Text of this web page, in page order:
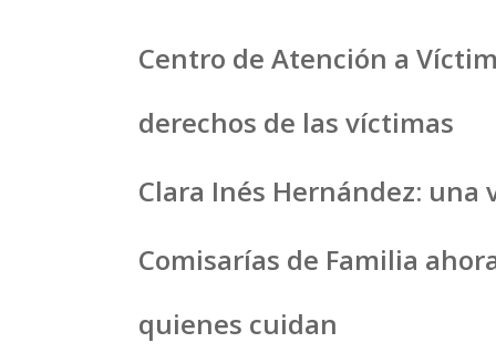
Centro de Atención a
derechos de las víctimas
Clara Inés Hernández: una
Comisarías de Familia
quienes cuidan